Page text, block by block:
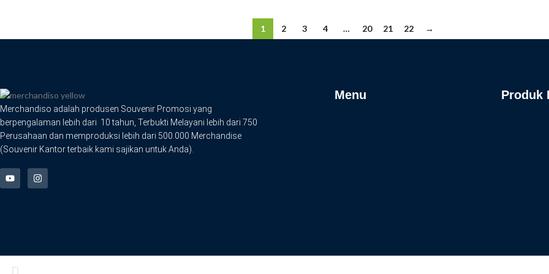
1 2 3 4 … 20 21 22 →
Merchandiso adalah produsen Souvenir Promosi yang
berpengalaman lebih dari 10 tahun, Terbukti Melayani lebih dari 750
Perusahaan dan memproduksi lebih dari 500.000 Merchandise
(Souvenir Kantor terbaik kami sajikan untuk Anda).
Menu Produk